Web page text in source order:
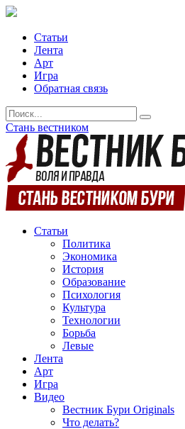
Статьи
Лента
Арт
Игра
Обратная связь
Стань вестником
Статьи
Политика
Экономика
История
Образование
Психология
Культура
Технологии
Борьба
Левые
Лента
Арт
Игра
Видео
Вестник Бури Originals
Что делать?